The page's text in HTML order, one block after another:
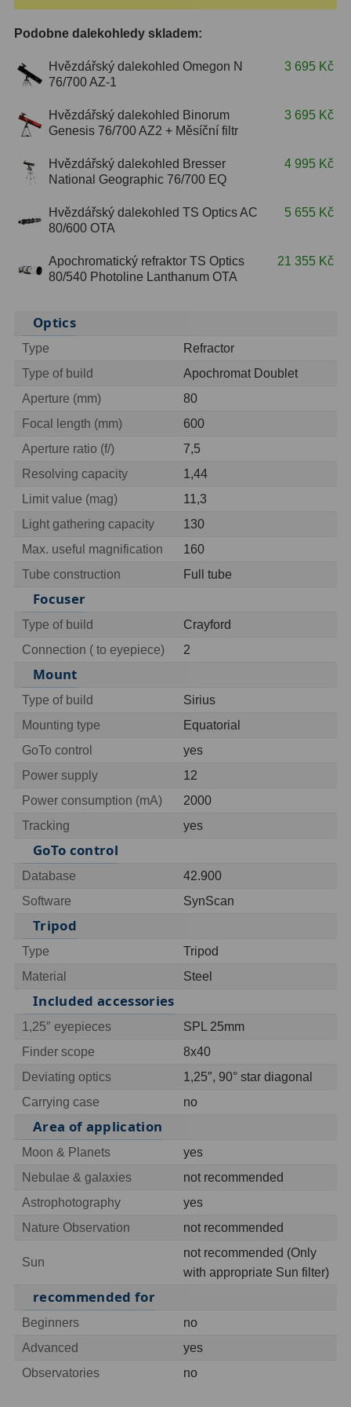
ZOOM12
ED a Flat Field12
Ostatní30
Doplňky1
Měsíční a Polarizační
Sluneční42
Širokopásmové
OIII
Hβ6
Planetární
Barevné66
Barlow čočky
Barlow 2x38
Barlow 3x12
Barlow 5x
Převracecí4
Optické hledáčky
Red Dot hledáčky6
Úchyty a držáky hledáčků
Redukce 1,25" a 2"
Svítilny5
Čištění28
Binohlavy
Ostatní1
Azimutální AZ5
Paralaktické EQ19
Motory a pohony
Upínací prvky
Závaží 3
Podobne dalekohledy skladem:
Hvězdářský dalekohled Omegon N
76/700 AZ-1
3 695 Kč
Hvězdářský dalekohled Binorum
Genesis 76/700 AZ2 + Měsíční filtr
3 695 Kč
Hvězdářský dalekohled Bresser
National Geographic 76/700 EQ
4 995 Kč
Hvězdářský dalekohled TS Optics AC
80/600 OTA
5 655 Kč
Apochromatický refraktor TS Optics
80/540 Photoline Lanthanum OTA
21 355 Kč
Optics
Type
Refractor
Type of build
Apochromat Doublet
Aperture (mm)
80
Focal length (mm)
600
Aperture ratio (f/)
7,5
Resolving capacity
1,44
Limit value (mag)
11,3
Light gathering capacity
130
Max. useful magnification
160
Tube construction
Full tube
Focuser
Type of build
Crayford
Connection ( to eyepiece)
2
Mount
Type of build
Sirius
Mounting type
Equatorial
GoTo control
yes
Power supply
12
Power consumption (mA)
2000
Tracking
yes
GoTo control
Database
42.900
Software
SynScan
Tripod
Type
Tripod
Material
Steel
Included accessories
1,25″ eyepieces
SPL 25mm
Finder scope
8x40
Deviating optics
1,25″, 90° star diagonal
Carrying case
no
Area of application
Moon & Planets
yes
Nebulae & galaxies
not recommended
Astrophotography
yes
Nature Observation
not recommended
Sun
not recommended (Only
with appropriate Sun filter)
recommended for
Beginners
no
Advanced
yes
Observatories
no